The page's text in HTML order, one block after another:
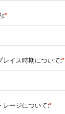
*
:
*
レイス時期について:
*
レージについて: